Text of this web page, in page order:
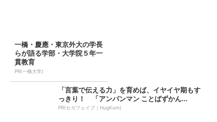
一橋・慶應・東京外大の学長
らが語る学部・大学院５年一
貫教育
PR(一橋大学)
「言葉で伝える力」を育めば、イヤイヤ期もす
っきり！ 「アンパンマン ことばずかん...
PR(セガフェイブ｜HugKum)